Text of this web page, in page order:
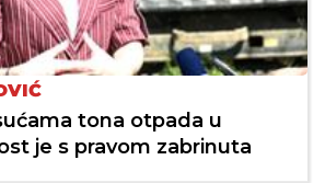
tona otpada u
je s pravom zabrinuta